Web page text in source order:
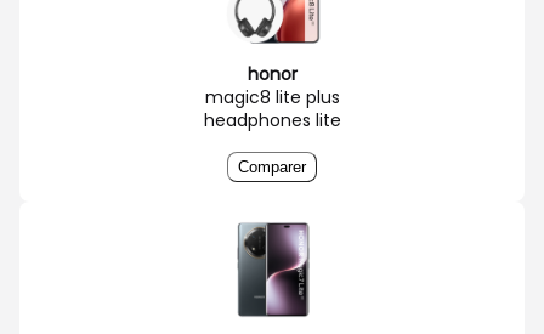
honor
magic8 lite plus
headphones lite
Comparer